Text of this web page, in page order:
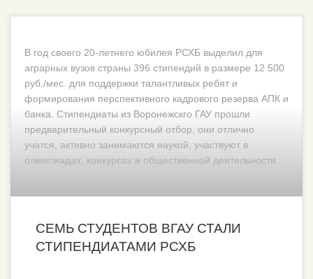
В год своего 20-летнего юбилея РСХБ выделил для
аграрных вузов страны 396 стипендий в размере 12 500
руб./мес. для поддержки талантливых ребят и
формирования перспективного кадрового резерва АПК и
банка. Стипендиаты из Воронежскго ГАУ прошли
предварительный конкурсный отбор, они отлично
учатся, активно занимаются наукой, участвуют в
олимпиадах, конкурсах и общественной деятельности...
СЕМЬ СТУДЕНТОВ ВГАУ СТАЛИ
СТИПЕНДИАТАМИ РСХБ